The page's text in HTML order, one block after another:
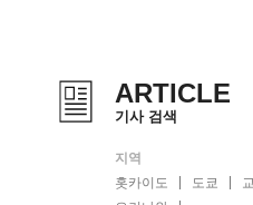
ARTICLE
기사 검색
지역
홋카이도
도쿄